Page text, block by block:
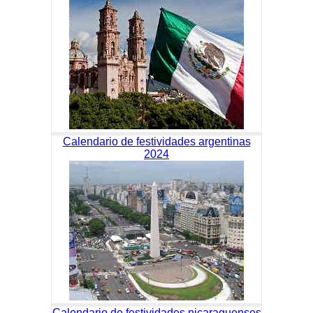
Calendario de festividades argentinas
2024